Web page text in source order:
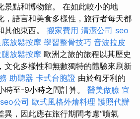
景點和博物館。 在如此較小的地
，語言和美食多樣性，旅行者每天都
其他東西。 搬家費用 清潔公司 seo
底放鬆按摩 學習整骨技巧 音波拉皮
腿放鬆按摩 歐洲之旅的旅程以其歷史
文化多樣性和無數獨特的體驗來刷新
助聽器 卡式台胞證 由於匈牙利的
時至-9小時之間計算。 醫美做臉 宜
seo公司 歐式風格外燴料理 護照代辦
異，因此應在旅行期間考慮“噴氣